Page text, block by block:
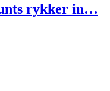
rykker in…